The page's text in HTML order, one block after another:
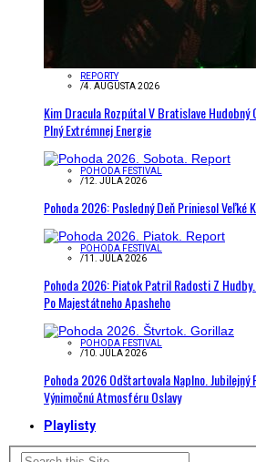
REPORTY
/4. AUGUSTA 2026
Kim Dracula Rozpútal V Bratislave Hudobný
Plný Extrémnej Energie
POHODA FESTIVAL
/12. JÚLA 2026
Pohoda 2026: Posledný Deň Priniesol Veľké
POHODA FESTIVAL
/11. JÚLA 2026
Pohoda 2026: Piatok Patril Radosti Z
Po Majestátneho Apasheho
POHODA FESTIVAL
/10. JÚLA 2026
Pohoda 2026 Odštartovala Naplno.
Výnimočnú Atmosféru Oslavy
Playlisty